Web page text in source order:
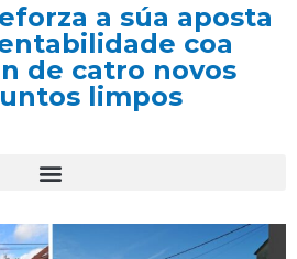
a súa aposta
coa
de catro novos
limpos